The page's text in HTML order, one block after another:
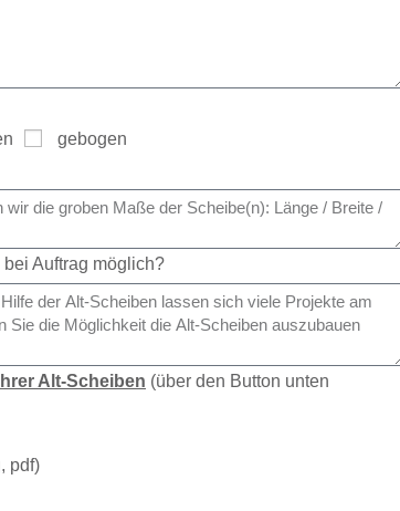
gebogen
Auftrag möglich?
Alt-Scheiben (über den Button unten
pdf)